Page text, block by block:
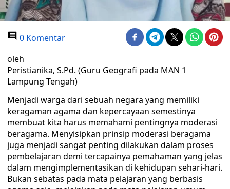
0 Komentar
oleh
Peristianika, S.Pd. (Guru Geografi pada MAN 1
Lampung Tengah)
Menjadi warga dari sebuah negara yang memiliki
keragaman agama dan kepercayaan semestinya
membuat kita harus memahami pentingnya moderasi
beragama. Menyisipkan prinsip moderasi beragama
juga menjadi sangat penting dilakukan dalam proses
pembelajaran demi tercapainya pemahaman yang jelas
dalam mengimplementasikan di kehidupan sehari-hari.
Bukan sebatas pada mata pelajaran yang berbasis